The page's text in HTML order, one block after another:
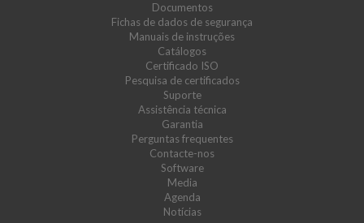
Documentos
Fichas de dados de segurança
Manuais de instruções
Catálogos
Certificado ISO
Pesquisa de certificados
Suporte
Assistência técnica
Garantia
Perguntas frequentes
Contacte-nos
Software
Media
Agenda
Notícias